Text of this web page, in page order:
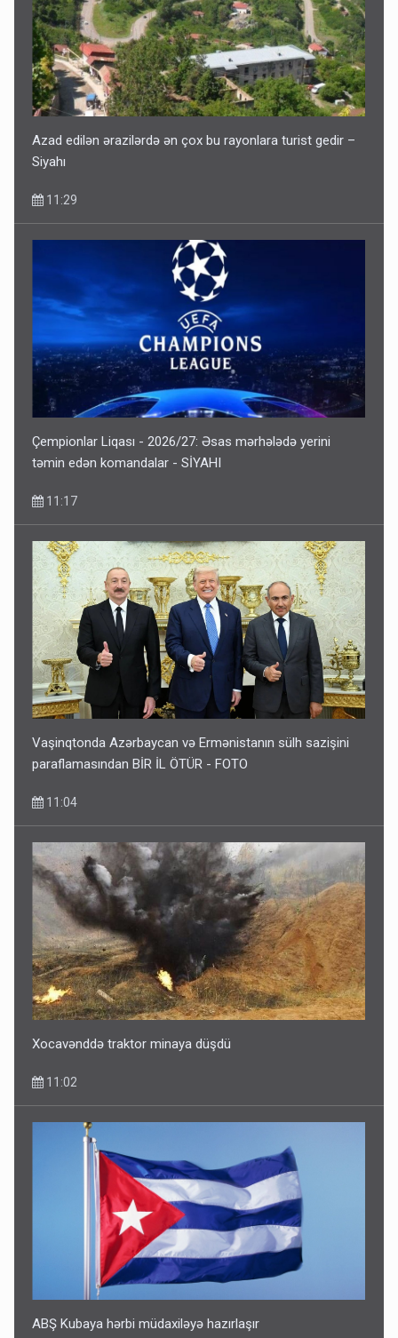
Azad edilən ərazilərdə ən çox bu rayonlara turist gedir –
Siyahı
11:29
Çempionlar Liqası - 2026/27: Əsas mərhələdə yerini
təmin edən komandalar - SİYAHI
11:17
Vaşinqtonda Azərbaycan və Ermənistanın sülh sazişini
paraflamasından BİR İL ÖTÜR - FOTO
11:04
Xocavənddə traktor minaya düşdü
11:02
ABŞ Kubaya hərbi müdaxiləyə hazırlaşır